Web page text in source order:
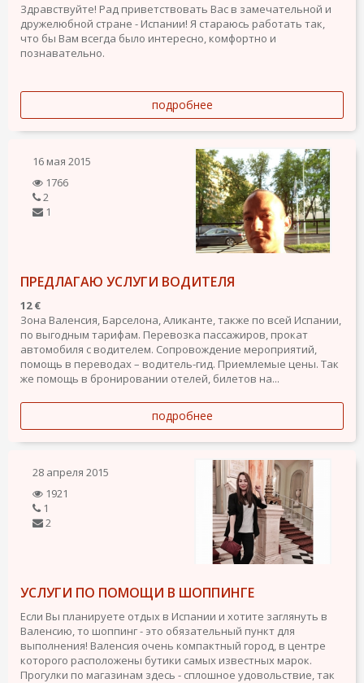
Здравствуйте! Рад приветствовать Вас в замечательной и
дружелюбной стране - Испании! Я стараюсь работать так,
что бы Вам всегда было интересно, комфортно и
познавательно.
подробнее
16 мая 2015
1766
2
1
ПРЕДЛАГАЮ УСЛУГИ ВОДИТЕЛЯ
12 €
Зона Валенсия, Барселона, Аликанте, также по всей Испании,
по выгодным тарифам. Перевозка пассажиров, прокат
автомобиля с водителем. Сопровождение мероприятий,
помощь в переводах – водитель-гид. Приемлемые цены. Так
же помощь в бронировании отелей, билетов на...
подробнее
28 апреля 2015
1921
1
2
УСЛУГИ ПО ПОМОЩИ В ШОППИНГЕ
Если Вы планируете отдых в Испании и хотите заглянуть в
Валенсию, то шоппинг - это обязательный пункт для
выполнения! Валенсия очень компактный город, в центре
которого расположены бутики самых известных марок.
Прогулки по магазинам здесь - сплошное удовольствие, так